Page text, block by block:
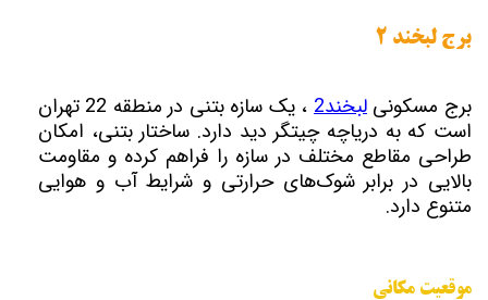
برج لبخند 2
برج مسکونی لبخند2
، یک سازه بتنی در منطقه 22 تهران
است که به دریاچه چیتگر دید دارد. ساختار بتنی، امکان
طراحی مقاطع مختلف در سازه را فراهم کرده و مقاومت
بالایی در برابر شوک‌های حرارتی و شرایط آب و هوایی
متنوع دارد.
موقعیت مکانی